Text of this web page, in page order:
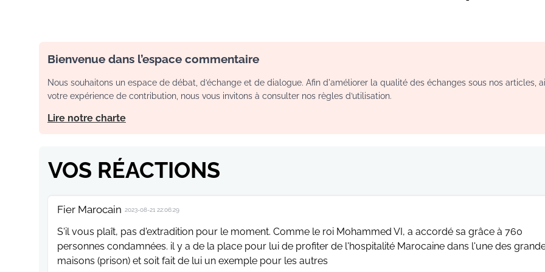
Bienvenue dans l’espace commentaire
Nous souhaitons un espace de débat, d’échange et de dialogue. Afin d'améliorer la qualité des échanges sous nos articles,
votre expérience de contribution, nous vous invitons à consulter nos règles d’utilisation.
Lire notre charte
VOS RÉACTIONS
Fier Marocain 2023-08-21 22:06:29
S'il vous plaît, pas d'extradition pour le moment. Comme le roi Mohammed VI, a accordé sa grâce à 760
personnes condamnées. il y a de la place pour lui de profiter de l'hospitalité Marocaine dans l'une des
maisons (prison) et soit fait de lui un exemple pour les autres